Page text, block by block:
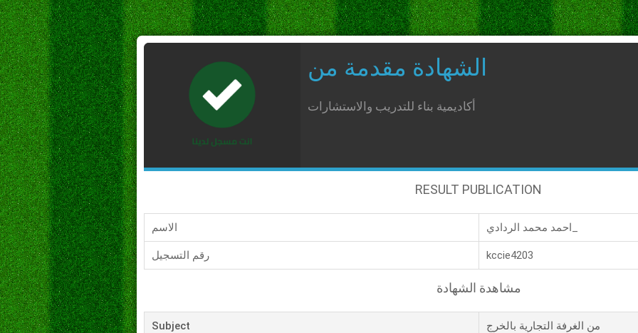
الشهادة مقدمة من
أكاديمية بناء للتدريب والاستشارات
RESULT PUBLICATION
الاسم
رقم التسجيل kccie4203
مشاهدة الشهادة
Subject من الغرفة التجارية بالخرج